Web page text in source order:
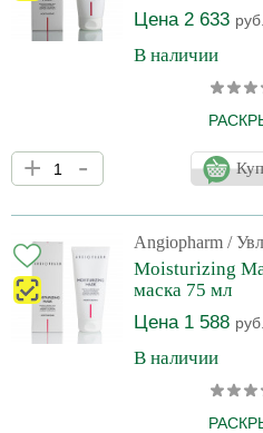
Цена 2 633 руб.
В наличии
Производитель оставляет за
изменений в конструкцию и
предварительного
интернет-магазина перед
нежной текстурой, прекрасно
ощущения липкости и
Благодаря компонентам,
глубокое увлажняющее действие,
+ -
Angiopharm /
Moisturizing
маска 75 мл
Цена 1 588 руб.
В наличии